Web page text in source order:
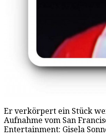
Er verkörpert ein Stück
Aufnahme vom San
Entertainment: Gisela